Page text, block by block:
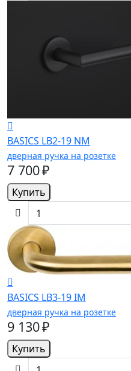
BASICS LB2-19 NM
дверная ручка на розетке
7 700 ₽
Купить
BASICS LB3-19 IM
дверная ручка на розетке
9 130 ₽
Купить